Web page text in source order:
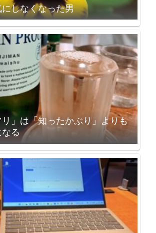
しなくなった男
リ」は「知ったかぶり」よりも
なる